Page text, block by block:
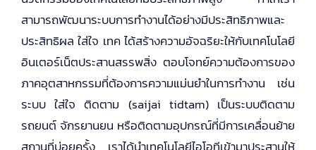
สามารถพัฒนาระบบการทำงานได้อย่างมีประสิทธิภาพและ
ประสิทธิผล ใส่ใจ เทค ได้สร้างความอัจฉริยะให้กับเทคโนโลยี
อินเตอร์เน็ตประสานสรรพสิ่ง ตอบโจทย์ความต้องการของ
ภาคอุตสาหกรรมที่ต้องการความแม่นยำในการทำงาน เช่น
ระบบ ใส่ใจ ติดตาม (saijai tidtam) เป็นระบบติดตาม
รถยนต์ จักรยานยน หรือติดตามอุปกรณ์ที่มีการเคลื่อนย้าย